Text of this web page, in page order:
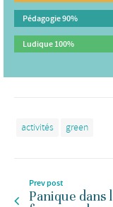
Pédagogie90%
Ludique100%
activités green
Prev post
Panique dans